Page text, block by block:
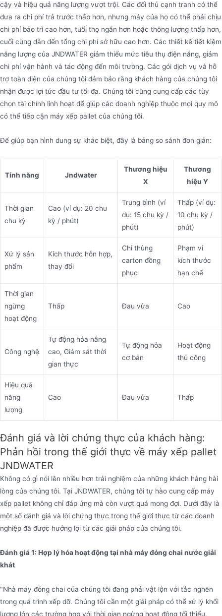
cậy và hiệu quả năng lượng vượt trội. Các đối thủ cạnh tranh có thể
đưa ra chi phí trả trước thấp hơn, nhưng máy của họ có thể phải chịu
chi phí bảo trì cao hơn, tuổi thọ ngắn hơn hoặc thông lượng thấp hơn,
cuối cùng dẫn đến tổng chi phí sở hữu cao hơn. Các thiết kế tiết kiệm
năng lượng của JNDWATER giảm thiểu mức tiêu thụ điện năng, giảm
chi phí vận hành và tác động đến môi trường. Các gói dịch vụ và hỗ
trợ toàn diện của chúng tôi đảm bảo rằng khách hàng của chúng tôi
nhận được lợi tức đầu tư tối đa. Chúng tôi cũng cung cấp các tùy
chọn tài chính linh hoạt để giúp các doanh nghiệp thuộc mọi quy mô
có thể tiếp cận máy xếp pallet của chúng tôi.
Để giúp bạn hình dung sự khác biệt, đây là bảng so sánh đơn giản:
Tính năng Jndwater
Thương hiệu
X
Thương
hiệu Y
Thời gian
chu kỳ
Cao (ví dụ: 20 chu
kỳ / phút)
Trung bình (ví
dụ: 15 chu kỳ /
phút)
Thấp (ví dụ:
10 chu kỳ /
phút)
Xử lý sản
phẩm
Kích thước hỗn hợp,
thay đổi
Chỉ thùng
carton đồng
phục
Phạm vi
kích thước
hạn chế
Thời gian
ngừng
hoạt động
Thấp Đau vừa Cao
Công nghệ
Tự động hóa nâng
cao, Giám sát thời
gian thực
Tự động hóa
cơ bản
Hoạt động
thủ công
Hiệu quả
năng
lượng
Cao Đau vừa Thấp
Đánh giá và lời chứng thực của khách hàng:
Phản hồi trong thế giới thực về máy xếp pallet
JNDWATER
Không có gì nói lên nhiều hơn trải nghiệm của những khách hàng hài
lòng của chúng tôi. Tại JNDWATER, chúng tôi tự hào cung cấp máy
xếp pallet không chỉ đáp ứng mà còn vượt quá mong đợi. Dưới đây là
một số đánh giá và lời chứng thực trong thế giới thực từ các doanh
nghiệp đã được hưởng lợi từ các giải pháp của chúng tôi.
Đánh giá 1: Hợp lý hóa hoạt động tại nhà máy đóng chai nước giải
khát
"Nhà máy đóng chai của chúng tôi đang phải vật lộn với tắc nghẽn
trong quá trình xếp dỡ. Chúng tôi cần một giải pháp có thể xử lý khối
lượng lớn các trường hợp với thời gian ngừng hoạt động tối thiểu.